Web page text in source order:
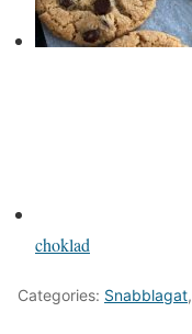
choklad
Categories: Snabblagat,